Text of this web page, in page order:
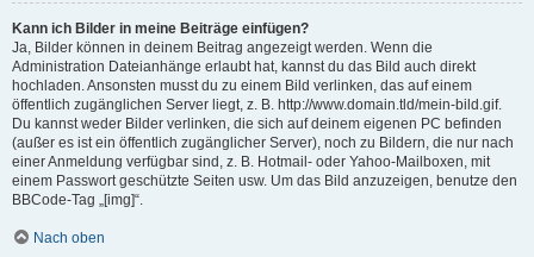
Kann ich Bilder in meine Beiträge einfügen?
Ja, Bilder können in deinem Beitrag angezeigt werden. Wenn die
Administration Dateianhänge erlaubt hat, kannst du das Bild auch direkt
hochladen. Ansonsten musst du zu einem Bild verlinken, das auf einem
öffentlich zugänglichen Server liegt, z. B. http://www.domain.tld/mein-bild.gif.
Du kannst weder Bilder verlinken, die sich auf deinem eigenen PC befinden
(außer es ist ein öffentlich zugänglicher Server), noch zu Bildern, die nur nach
einer Anmeldung verfügbar sind, z. B. Hotmail- oder Yahoo-Mailboxen, mit
einem Passwort geschützte Seiten usw. Um das Bild anzuzeigen, benutze den
BBCode-Tag „[img]“.
Nach oben